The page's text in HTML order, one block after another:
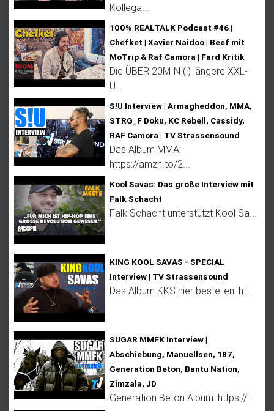
Kollega...
100% REALTALK Podcast #46 |
Chefket | Xavier Naidoo | Beef mit
MoTrip & Raf Camora | Fard Kritik
Die ÜBER 20MIN (!) längere XXL-
U...
S!U Interview | Armagheddon, MMA,
STRG_F Doku, KC Rebell, Cassidy,
RAF Camora | TV Strassensound
Das Album MMA:
https://amzn.to/2...
Kool Savas: Das große Interview mit
Falk Schacht
Falk Schacht unterstützt Kool Sa...
KING KOOL SAVAS - SPECIAL
Interview | TV Strassensound
Das Album KKS hier bestellen: ht...
SUGAR MMFK Interview |
Abschiebung, Manuellsen, 187,
Generation Beton, Bantu Nation,
Zimzala, JD
Generation Beton Album: https://...